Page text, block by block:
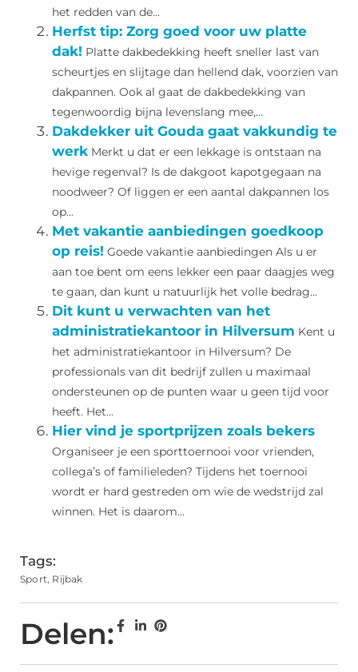
het redden van de...
Herfst tip: Zorg goed voor uw platte
dak! Platte dakbedekking heeft sneller last van
scheurtjes en slijtage dan hellend dak, voorzien van
dakpannen. Ook al gaat de dakbedekking van
tegenwoordig bijna levenslang mee,...
Dakdekker uit Gouda gaat vakkundig te
werk Merkt u dat er een lekkage is ontstaan na
hevige regenval? Is de dakgoot kapotgegaan na
noodweer? Of liggen er een aantal dakpannen los
op...
Met vakantie aanbiedingen goedkoop
op reis! Goede vakantie aanbiedingen Als u er
aan toe bent om eens lekker een paar daagjes weg
te gaan, dan kunt u natuurlijk het volle bedrag...
Dit kunt u verwachten van het
administratiekantoor in Hilversum Kent u
het administratiekantoor in Hilversum? De
professionals van dit bedrijf zullen u maximaal
ondersteunen op de punten waar u geen tijd voor
heeft. Het...
Hier vind je sportprijzen zoals bekers
Organiseer je een sporttoernooi voor vrienden,
collega’s of familieleden? Tijdens het toernooi
wordt er hard gestreden om wie de wedstrijd zal
winnen. Het is daarom...
Tags:
Sport, Rijbak
Delen: